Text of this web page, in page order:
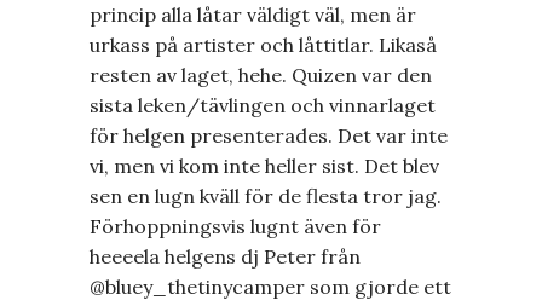
princip alla låtar väldigt väl, men är
urkass på artister och låttitlar. Likaså
resten av laget, hehe. Quizen var den
sista leken/tävlingen och vinnarlaget
för helgen presenterades. Det var inte
vi, men vi kom inte heller sist. Det blev
sen en lugn kväll för de flesta tror jag.
Förhoppningsvis lugnt även för
heeeela helgens dj Peter från
@bluey_thetinycamper som gjorde ett